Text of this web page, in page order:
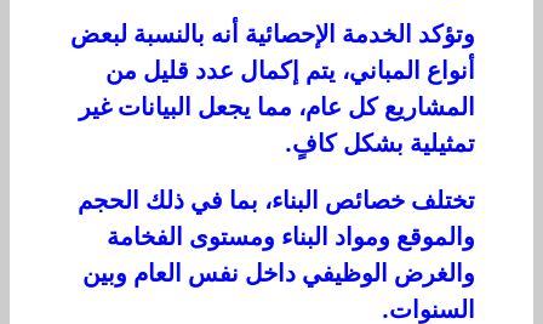
وتؤكد الخدمة الإحصائية أنه بالنسبة لبعض
أنواع المباني، يتم إكمال عدد قليل من
المشاريع كل عام، مما يجعل البيانات غير
تمثيلية بشكل كافٍ.
تختلف خصائص البناء، بما في ذلك الحجم
والموقع ومواد البناء ومستوى الفخامة
والغرض الوظيفي داخل نفس العام وبين
السنوات.